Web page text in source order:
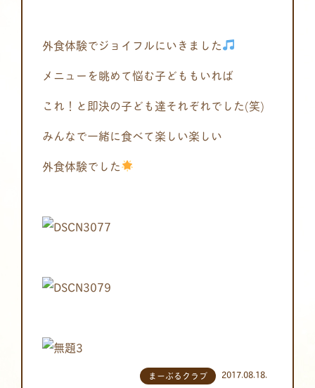
外食体験でジョイフルにいきました
メニューを眺めて悩む子どももいれば
これ！と即決の子ども達それぞれでした(笑)
みんなで一緒に食べて楽しい楽しい
外食体験でした
2017.08.18.
まーぶるクラブ